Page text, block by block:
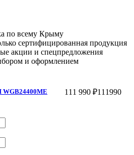
по всему Крыму
сертифицированная продукция
акции и спецпредложения
и оформлением
WGB24400ME 111 990 ₽111990